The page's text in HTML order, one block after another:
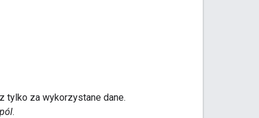
tylko za wykorzystane dane.
.